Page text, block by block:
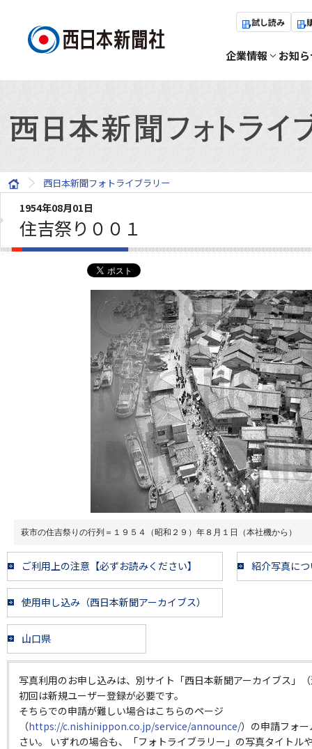
試し読み
企業情報 お知
西日本新聞フォトライブラリー
1954年08月01日
住吉祭り００１
萩市の住吉祭りの行列＝１９５４（昭和２９）年８月１日（本社機から）
ご利用上の注意【必ずお読みください】 紹介写真に
使用申し込み（西日本新聞アーカイブス）
山口県
写真利用のお申し込みは、別サイト「西日本新聞アーカイブス」
初回は新規ユーザー登録が必要です。
そちらでの申請が難しい場合はこちらのページ
（https://c.nishinippon.co.jp/service/announce/）の申請フォ
さい。 いずれの場合も、「フォトライブラリー」の写真タイトル